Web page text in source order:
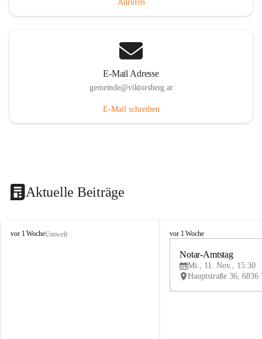
Anrufen
E-Mail Adresse
gemeinde@viktorsberg.at
E-Mail schreiben
Aktuelle Beiträge
V
vor 1 WocheUmwelt
V
vor 1 Woche
Notar-Amtstag
Mi., 11. Nov., 15:30